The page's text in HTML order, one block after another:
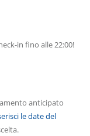
in fino alle 22:00!
anticipato
le date del